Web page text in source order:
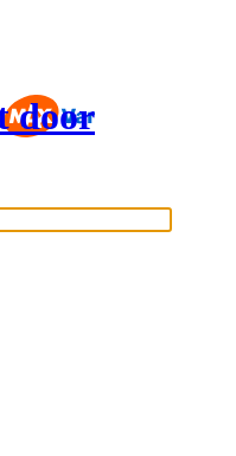
door